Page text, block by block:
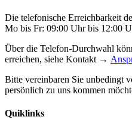
Die telefonische Erreichbarkeit
Mo bis Fr: 09:00 Uhr bis 12:00
Über die Telefon-Durchwahl
erreichen, siehe Kontakt →
Bitte vereinbaren Sie unbedingt
persönlich zu uns kommen
Quiklinks